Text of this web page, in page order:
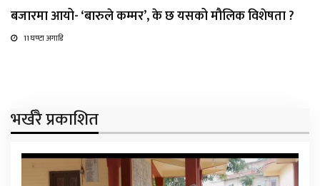
बजारमा आयो- ‘बारुले कम्मर’, के छ यसको मौलिक विशेषता ?
11 घण्टा अगाडि
भर्खरै प्रकाशित